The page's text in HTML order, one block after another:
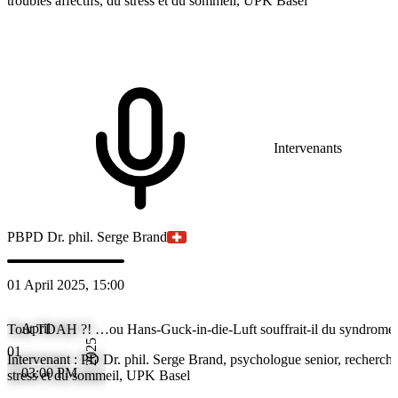
Intervenants
PBPD Dr. phil. Serge Brand
01 April 2025, 15:00
01
April
03:00 PM
2025
Tout TDAH ?! …ou Hans-Guck-in-die-Luft souffrait-il du syndrome
Intervenant : PD Dr. phil. Serge Brand, psychologue senior,
stress et du sommeil, UPK Basel